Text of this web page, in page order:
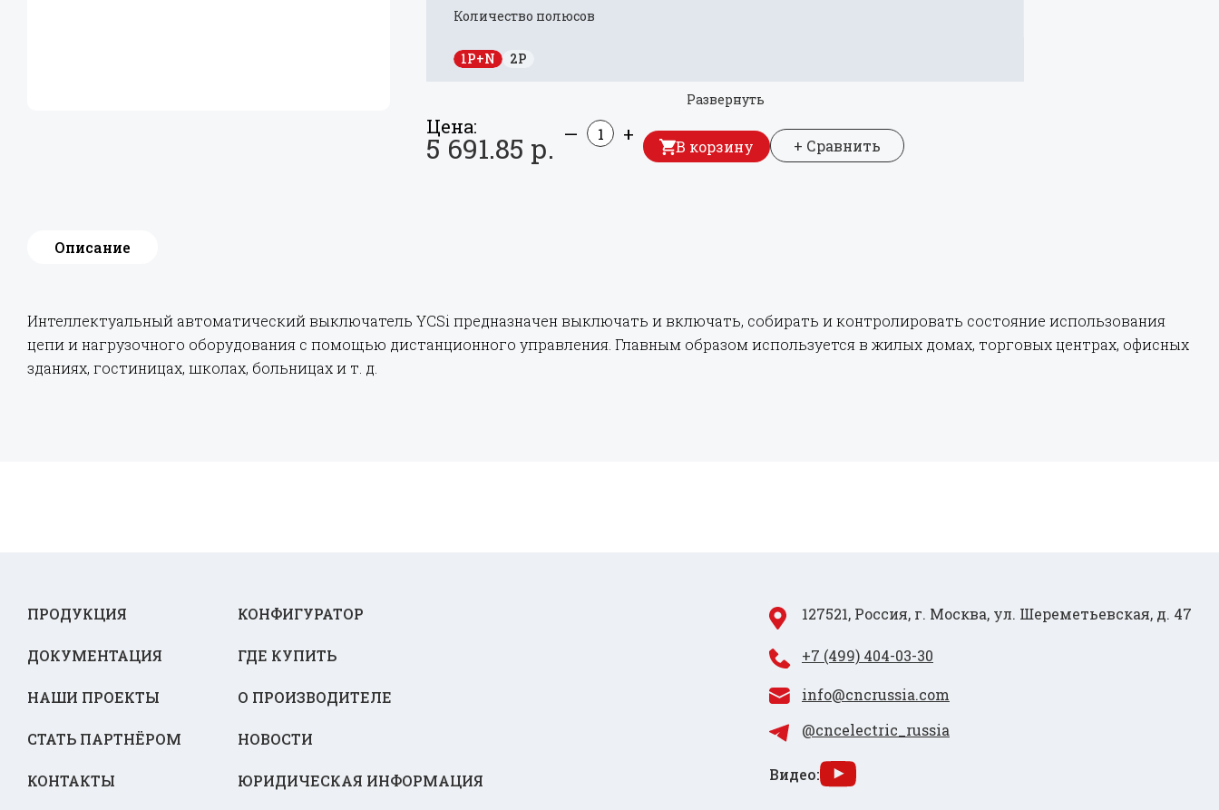
Развернуть
Количество полюсов
1P+N 2P
Цена:
5 691.85 р. — +
В корзину + Сравнить
Описание
Интеллектуальный автоматический выключатель YCSi предназначен выключать и включать, собирать и контролировать состояние использования
цепи и нагрузочного оборудования с помощью дистанционного управления. Главным образом используется в жилых домах, торговых центрах, офисных
зданиях, гостиницах, школах, больницах и т. д.
ПРОДУКЦИЯ КОНФИГУРАТОР
ДОКУМЕНТАЦИЯ ГДЕ КУПИТЬ
НАШИ ПРОЕКТЫ О ПРОИЗВОДИТЕЛЕ
СТАТЬ ПАРТНЁРОМ НОВОСТИ
КОНТАКТЫ ЮРИДИЧЕСКАЯ ИНФОРМАЦИЯ
127521, Россия, г. Москва, ул. Шереметьевская, д. 47
+7 (499) 404-03-30
info@cncrussia.com
@cncelectric_russia
Видео: